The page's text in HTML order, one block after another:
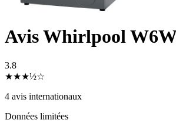
Avis Whirlpool
3.8
★★★½☆
4 avis internationaux
Données limitées